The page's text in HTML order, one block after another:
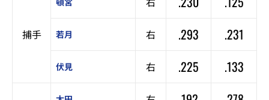
捕手 若月 右 .293 .231
伏見 右 .225 .133